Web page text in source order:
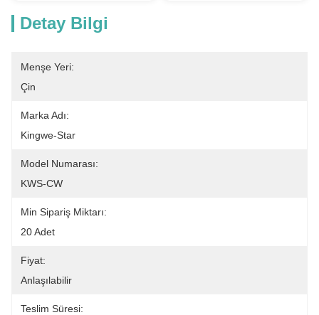
Detay Bilgi
Menşe Yeri:
Çin
Marka Adı:
Kingwe-Star
Model Numarası:
KWS-CW
Min Sipariş Miktarı:
20 Adet
Fiyat:
Anlaşılabilir
Teslim Süresi: